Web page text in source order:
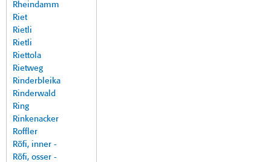
Rheindamm
Riet
Rietli
Rietli
Riettola
Rietweg
Rinderbleika
Rinderwald
Ring
Rinkenacker
Roffler
Röfi, inner -
Röfi, osser -